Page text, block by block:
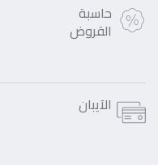
حاسبة
القروض
الآيبان